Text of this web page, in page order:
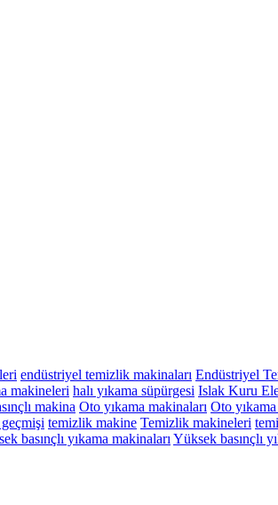
endüstriyel temizlik makinaları Endüstriyel
makineleri halı yıkama süpürgesi Islak Kuru
makina Oto yıkama makinaları Oto
temizlik makine Temizlik makineleri
basınçlı yıkama makinalarıYüksek basınçlı